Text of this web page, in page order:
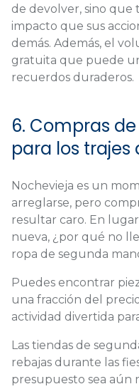
de devolver, sino que
impacto que sus
demás. Además, el
gratuita que puede
recuerdos duraderos.
6. Compras
para los trajes
Nochevieja es un
arreglarse, pero
resultar caro. En
nueva, ¿por qué no
ropa de segunda
Puedes encontrar
una fracción del
actividad divertida
Las tiendas de
rebajas durante las
presupuesto sea aún